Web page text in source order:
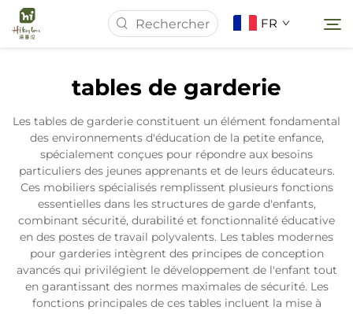
FR
À Propos de Nous
Produits
Actualités
Études de Cas
tables de garderie
Les tables de garderie constituent un élément fondamental
des environnements d'éducation de la petite enfance,
spécialement conçues pour répondre aux besoins
particuliers des jeunes apprenants et de leurs éducateurs.
Ces mobiliers spécialisés remplissent plusieurs fonctions
essentielles dans les structures de garde d'enfants,
combinant sécurité, durabilité et fonctionnalité éducative
en des postes de travail polyvalents. Les tables modernes
pour garderies intègrent des principes de conception
avancés qui privilégient le développement de l'enfant tout
en garantissant des normes maximales de sécurité. Les
fonctions principales de ces tables incluent la mise à